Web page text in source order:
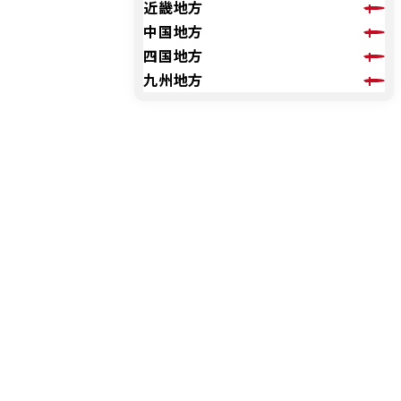
近畿地方
中国地方
四国地方
九州地方